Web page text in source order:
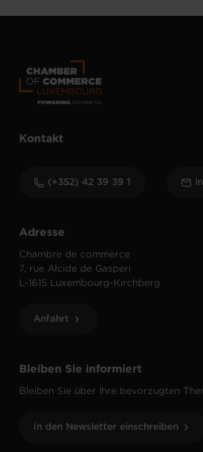
Bleiben Sie informiert
Bleiben Sie über Ihre bevorzugten
In den Newsletter einschreiben
Adresse
Chambre de commerce
7, rue Alcide de Gasperi
L-1615 Luxembourg-Kirchberg
Anfahrt
Kontakt
(+352) 42 39 39 1